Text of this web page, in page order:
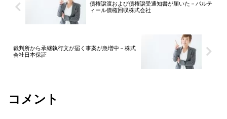
債権譲渡および債権譲受通知書が届いた－パルテ
ィール債権回収株式会社
裁判所から承継執行文が届く事案が急増中－株式
会社日本保証
コメント